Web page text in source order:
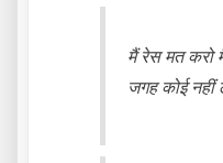
मैं रेस मत करो
जगह कोई